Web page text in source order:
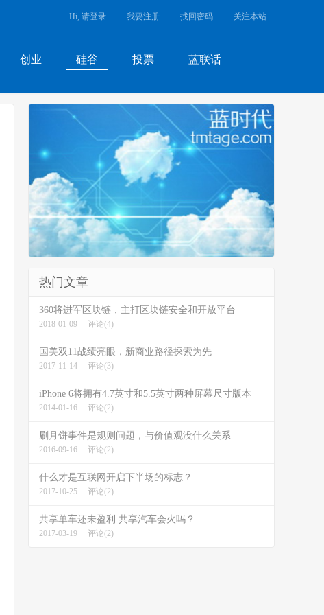
创业 硅谷 投票 蓝联话
Hi, 请登录 我要注册 找回密码 关注本站
热门文章
360将进军区块链，主打区块链安全和开放平台
2018-01-09 评论(4)
国美双11战绩亮眼，新商业路径探索为先
2017-11-14 评论(3)
iPhone 6将拥有4.7英寸和5.5英寸两种屏幕尺寸版本
2014-01-16 评论(2)
刷月饼事件是规则问题，与价值观没什么关系
2016-09-16 评论(2)
什么才是互联网开启下半场的标志？
2017-10-25 评论(2)
共享单车还未盈利 共享汽车会火吗？
2017-03-19 评论(2)